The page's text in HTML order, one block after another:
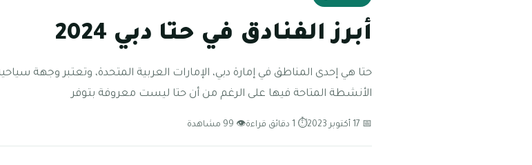
أبرز الفنادق في حتا دبي 2024
حتا هي إحدى المناطق في إمارة دبي، الإمارات العربية المتحدة، وتعتبر وجهة
الأنشطة المتاحة فيها على الرغم من أن حتا ليست معروفة بتوفر
📅 17 أكتوبر 2023 ⏱ 1 دقائق قراءة 👁 99 مشاهدة